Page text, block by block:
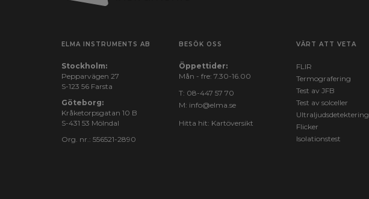
ELMA INSTRUMENTS AB
Stockholm:
Pepparvägen 27
S-123 56 Farsta
Göteborg:
Kråketorpsgatan 10 B
S-431 53 Mölndal
Org. nr.: 556521-2890
BESÖK OSS
Öppettider:
Mån - fre: 7.30-16.00
T: 08-447 57 70
M: info@elma.se
Hitta hit: Kartöversikt
VÄRT ATT VETA
FLIR
Termografering
Test av JFB
Test av solceller
Ultraljudsdetektering
Flicker
Isolationstest